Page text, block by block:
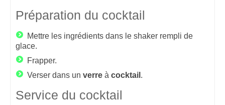
Préparation du cocktail
Mettre les ingrédients dans le shaker rempli de
glace.
Frapper.
Verser dans un verre à cocktail .
Service du cocktail